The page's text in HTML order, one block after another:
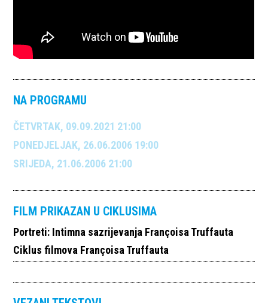
NA PROGRAMU
ČETVRTAK, 09.09.2021 21:00
PONEDJELJAK, 26.06.2006 19:00
SRIJEDA, 21.06.2006 21:00
FILM PRIKAZAN U CIKLUSIMA
Portreti: Intimna sazrijevanja Françoisa Truffauta
Ciklus filmova Françoisa Truffauta